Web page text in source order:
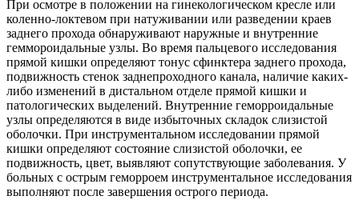
При осмотре в положении на гинекологическом кресле или
коленно-локтевом при натуживании или разведении краев
заднего прохода обнаруживают наружные и внутренние
геммороидальные узлы. Во время пальцевого исследования
прямой кишки определяют тонус сфинктера заднего прохода,
подвижность стенок заднепроходного канала, наличие каких-
либо изменений в дистальном отделе прямой кишки и
патологических выделений. Внутренние геморроидальные
узлы определяются в виде избыточных складок слизистой
оболочки. При инструментальном исследовании прямой
кишки определяют состояние слизистой оболочки, ее
подвижность, цвет, выявляют сопутствующие заболевания. У
больных с острым геморроем инструментальное исследования
выполняют после завершения острого периода.